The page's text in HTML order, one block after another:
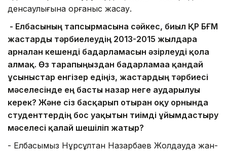
денсаулығына қорғаныс жасау.
- Елбасының тапсырмасына сәйкес, биыл ҚР БҒМ
жастарды тәрбиелеудің 2013-2015 жылдарға
арналған кешенді бағдарламасын әзірлеуді қолға
алмақ. Өз тарапыңыздан бағдарламаға қандай
ұсыныстар енгізер едіңіз, жастардың тәрбиесі
мәселесінде ең басты назар неге аударылуы
керек? Және сіз басқарып отырған оқу орнында
студенттердің бос уақытын тиімді ұйымдастыру
мәселесі қалай шешіліп жатыр?
- Елбасымыз Нұрсұлтан Назарбаев Жолдауда жан-